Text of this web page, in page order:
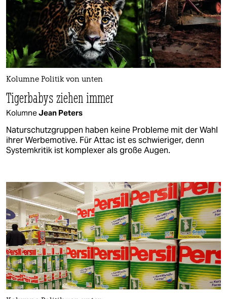
Kolumne Politik von unten
Tigerbabys ziehen immer
KolumneJean Peters
Naturschutzgruppen haben keine Probleme mit der Wahl
ihrer Werbemotive. Für Attac ist es schwieriger, denn
Systemkritik ist komplexer als große Augen.